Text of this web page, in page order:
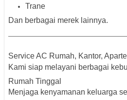
Trane
Dan berbagai merek lainnya.
Service AC Rumah, Kantor,
Kami siap melayani berbagai
Rumah Tinggal
Menjaga kenyamanan keluarga